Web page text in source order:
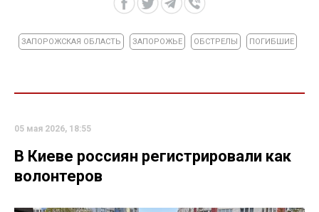
ЗАПОРОЖСКАЯ ОБЛАСТЬ ЗАПОРОЖЬЕ ОБСТРЕЛЫ ПОГИБШИЕ
05 мая 2026, 18:55
В Киеве россиян регистрировали как
волонтеров